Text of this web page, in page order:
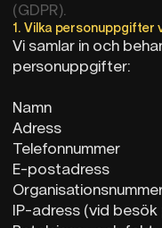
(GDPR).
1. Vilka personuppgifter
Vi samlar in och
personuppgifter:
Namn
Adress
Telefonnummer
E-postadress
IP-adress (vid